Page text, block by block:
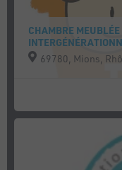
CHAMBRE
69780, Mions,